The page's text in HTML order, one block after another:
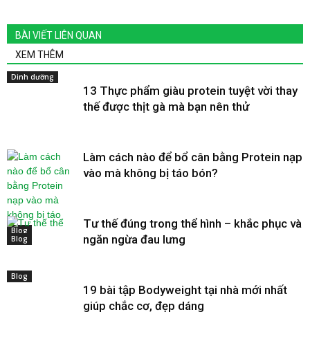
BÀI VIẾT LIÊN QUAN
XEM THÊM
Dinh dưỡng
13 Thực phẩm giàu protein tuyệt vời thay
thế được thịt gà mà bạn nên thử
Blog
Làm cách nào để bổ cân bằng Protein nạp
vào mà không bị táo bón?
Blog
Tư thế đúng trong thể hình – khắc phục và
ngăn ngừa đau lưng
Blog
19 bài tập Bodyweight tại nhà mới nhất
giúp chắc cơ, đẹp dáng